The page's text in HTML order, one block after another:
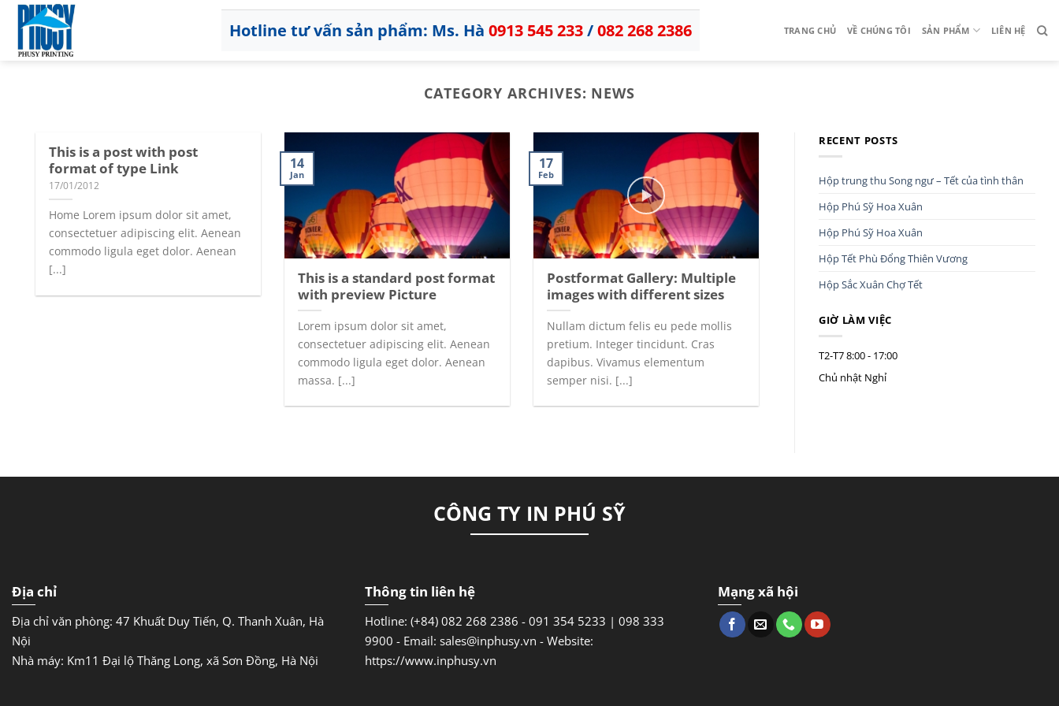
Skip
content
Hotline tư vấn sản phẩm: Ms. Hà 0913 545 233/082 268 2386 TRANG CHỦ VỀ CHÚNG TÔI SẢN PHẨM LIÊN HỆ
CATEGORY ARCHIVES: NEWS
This is a post with post
format of type Link
17/01/2012
Home Lorem ipsum dolor sit amet,
consectetuer adipiscing elit. Aenean
commodo ligula eget dolor. Aenean
[...]
This is a standard post format
with preview Picture
Lorem ipsum dolor sit amet,
consectetuer adipiscing elit. Aenean
commodo ligula eget dolor. Aenean
massa. [...]
14
Jan
Postformat Gallery: Multiple
images with different sizes
Nullam dictum felis eu pede mollis
pretium. Integer tincidunt. Cras
dapibus. Vivamus elementum
semper nisi. [...]
17
Feb
RECENT POSTS
Hộp trung thu Song ngư – Tết của tình thân
Hộp Phú Sỹ Hoa Xuân
Hộp Phú Sỹ Hoa Xuân
Hộp Tết Phù Đổng Thiên Vương
Hộp Sắc Xuân Chợ Tết
GIỜ LÀM VIỆC
T2-T78:00 - 17:00
Chủ nhật Nghỉ
CÔNG TY IN PHÚ SỸ
Địa chỉ
Địa chỉ văn phòng: 47 Khuất Duy Tiến, Q. Thanh Xuân, Hà
Nội
Nhà máy: Km11 Đại lộ Thăng Long, xã Sơn Đồng, Hà Nội
Thông tin liên hệ
Hotline: (+84) 082 268 2386 - 091 354 5233 | 098 333
9900 - Email: sales@inphusy.vn - Website:
https://www.inphusy.vn
Mạng xã hội